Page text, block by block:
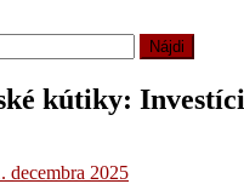
kútiky:
decembra 2025